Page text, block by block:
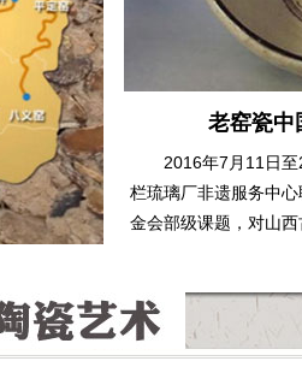
老窑瓷中
2016年7月11日
栏琉璃厂非遗服务中
金会部级课题，对山西